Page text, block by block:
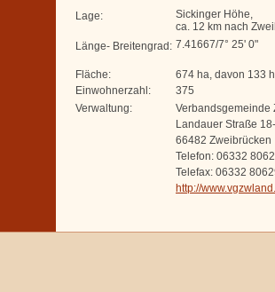
Lage:
Sickinger Höhe,
ca. 12 km nach
Länge- Breitengrad: 7.41667/7° 25' 0"
Fläche:
674 ha, davon 133
Einwohnerzahl:
375
Verwaltung:
Verbandsgemeinde
Landauer Straße
66482 Zweibrücken
Telefon: 06332
Telefax: 06332
http://